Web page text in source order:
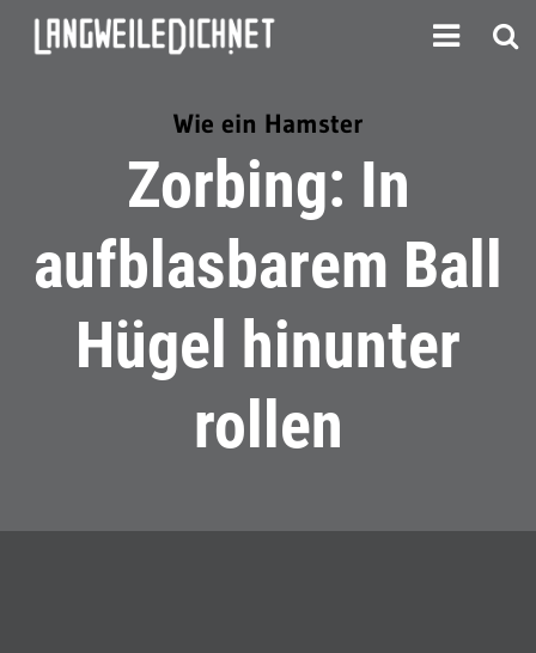
Wie ein Hamster
Zorbing: In
aufblasbarem Ball
Hügel hinunter
rollen